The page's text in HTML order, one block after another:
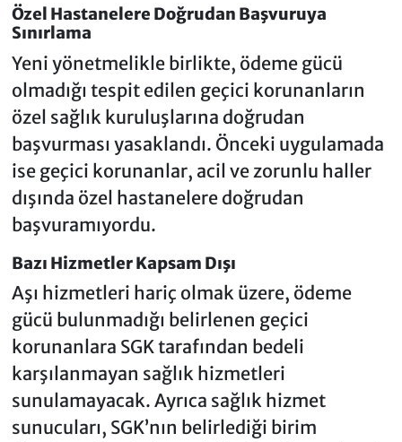
Özel Hastanelere Doğrudan Başvuruya
Sınırlama
Yeni yönetmelikle birlikte, ödeme gücü
olmadığı tespit edilen geçici korunanların
özel sağlık kuruluşlarına doğrudan
başvurması yasaklandı. Önceki uygulamada
ise geçici korunanlar, acil ve zorunlu haller
dışında özel hastanelere doğrudan
başvuramıyordu.
Bazı Hizmetler Kapsam Dışı
Aşı hizmetleri hariç olmak üzere, ödeme
gücü bulunmadığı belirlenen geçici
korunanlara SGK tarafından bedeli
karşılanmayan sağlık hizmetleri
sunulamayacak. Ayrıca sağlık hizmet
sunucuları, SGK’nın belirlediği birim